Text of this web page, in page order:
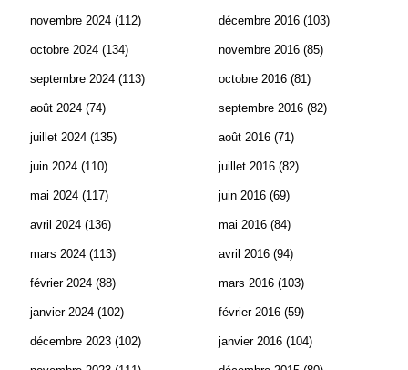
novembre 2024 (112)
octobre 2024 (134)
septembre 2024 (113)
août 2024 (74)
juillet 2024 (135)
juin 2024 (110)
mai 2024 (117)
avril 2024 (136)
mars 2024 (113)
février 2024 (88)
janvier 2024 (102)
décembre 2023 (102)
décembre 2016 (103)
novembre 2016 (85)
octobre 2016 (81)
septembre 2016 (82)
août 2016 (71)
juillet 2016 (82)
juin 2016 (69)
mai 2016 (84)
avril 2016 (94)
mars 2016 (103)
février 2016 (59)
janvier 2016 (104)